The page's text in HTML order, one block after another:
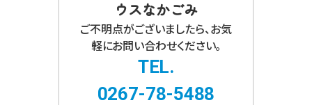
ウスなかごみ
ご不明点がございましたら、お気
軽にお問い合わせください。
TEL.
0267-78-5488